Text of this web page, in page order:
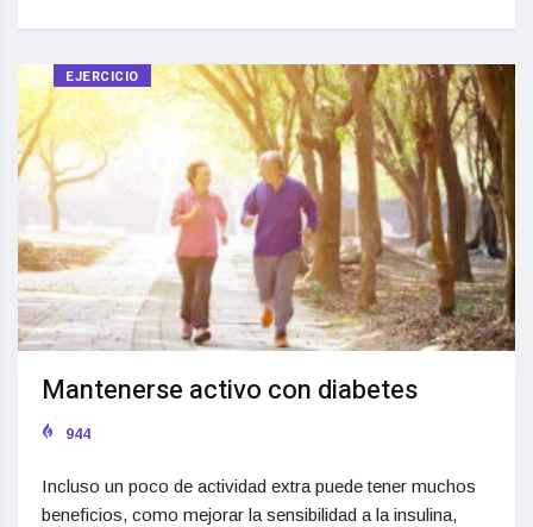
EJERCICIO
Mantenerse activo con diabetes
944
Incluso un poco de actividad extra puede tener muchos
beneficios, como mejorar la sensibilidad a la insulina,